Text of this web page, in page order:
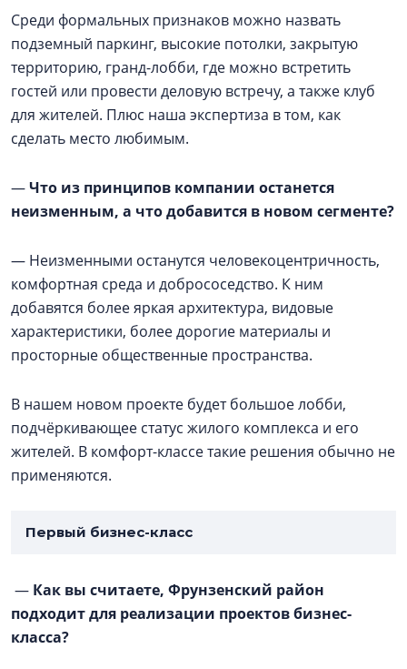
Среди формальных признаков можно назвать
подземный паркинг, высокие потолки, закрытую
территорию, гранд-лобби, где можно встретить
гостей или провести деловую встречу, а также клуб
для жителей. Плюс наша экспертиза в том, как
сделать место любимым.
—Что из принципов компании останется
неизменным, а что добавится в новом сегменте?
— Неизменными останутся человекоцентричность,
комфортная среда и добрососедство. К ним
добавятся более яркая архитектура, видовые
характеристики, более дорогие материалы и
просторные общественные пространства.
В нашем новом проекте будет большое лобби,
подчёркивающее статус жилого комплекса и его
жителей. В комфорт-классе такие решения обычно не
применяются.
Первый бизнес-класс
— Как вы считаете, Фрунзенский район
подходит для реализации проектов бизнес-
класса?